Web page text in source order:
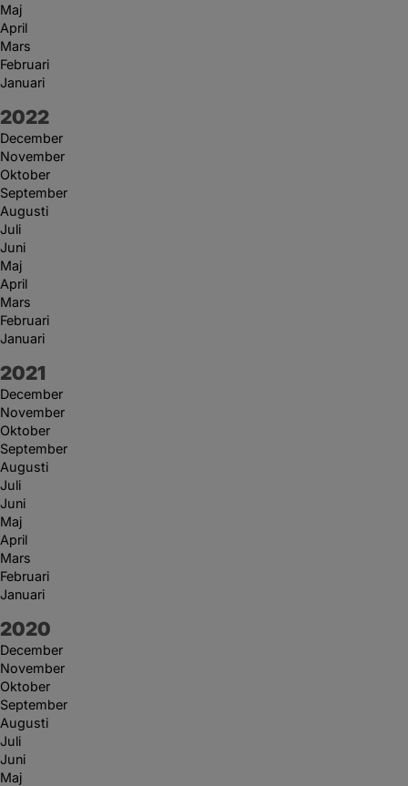
Maj
April
Mars
Februari
Januari
År:
2022
December
November
Oktober
September
Augusti
Juli
Juni
Maj
April
Mars
Februari
Januari
År:
2021
December
November
Oktober
September
Augusti
Juli
Juni
Maj
April
Mars
Februari
Januari
År:
2020
December
November
Oktober
September
Augusti
Juli
Juni
Maj